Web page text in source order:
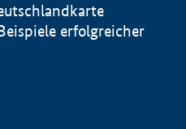
erfolgreicher